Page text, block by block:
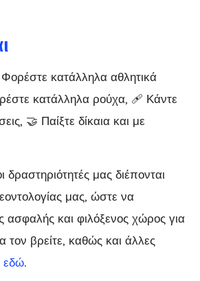
κατάλληλα αθλητικά
κατάλληλα ρούχα, 🩹 Κάντε
🤝 Παίξτε δίκαια και με
δραστηριότητές μας διέπονται
μας, ώστε να
ασφαλής και φιλόξενος χώρος για
τον βρείτε, καθώς και άλλες
εδώ.